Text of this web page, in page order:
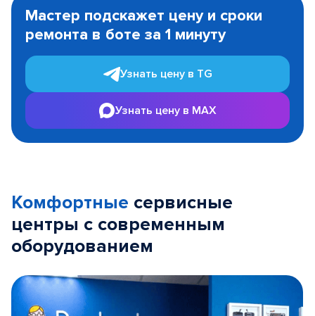
1
Мастер подскажет цену и сроки
ремонта в боте за 1 минуту
Узнать цену в TG
Узнать цену в MAX
Комфортные сервисные
центры с современным
оборудованием